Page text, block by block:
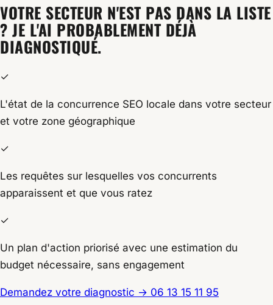
VOTRE SECTEUR N'EST PAS DANS LA LISTE
? JE L'AI PROBABLEMENT DÉJÀ
DIAGNOSTIQUÉ.
✓
L'état de la concurrence SEO locale dans votre secteur
et votre zone géographique
✓
Les requêtes sur lesquelles vos concurrents
apparaissent et que vous ratez
✓
Un plan d'action priorisé avec une estimation du
budget nécessaire, sans engagement
Demandez votre diagnostic → 06 13 15 11 95